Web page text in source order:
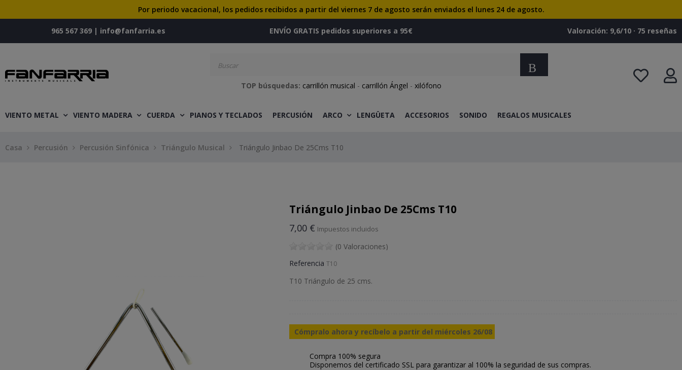
Por periodo vacacional, los pedidos recibidos a partir del viernes 7 de agosto serán enviados el lunes 24 de agosto.
965 567 369 | info@fanfarria.es ENVÍO GRATIS pedidos superiores a 95€ Valoración: 9,6/10 · ‎75 reseñas
Buscar
TOP búsquedas: carrillón musical - carrillón Ángel - xilófono
VIENTO METAL VIENTO MADERA CUERDA PIANOS Y TECLADOS PERCUSIÓN ARCO LENGÜETA ACCESORIOS SONIDO REGALOS MUSICALES
Casa Percusión Percusión Sinfónica Triángulo Musical Triángulo Jinbao De 25Cms T10
Triángulo Jinbao De 25Cms T10
7,00 € Impuestos incluidos
(0 Valoraciones)
Referencia T10
T10 Triángulo de 25 cms.
Cómpralo ahora y recíbelo a partir del miércoles 26/08
Compra 100% segura
Disponemos del certificado SSL para garantizar al 100% la seguridad de sus compras.